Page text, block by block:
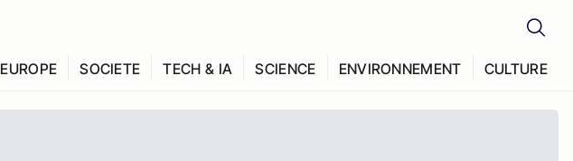
EUROPE SOCIETE TECH & IA SCIENCE ENVIRONNEMENT CULTURE